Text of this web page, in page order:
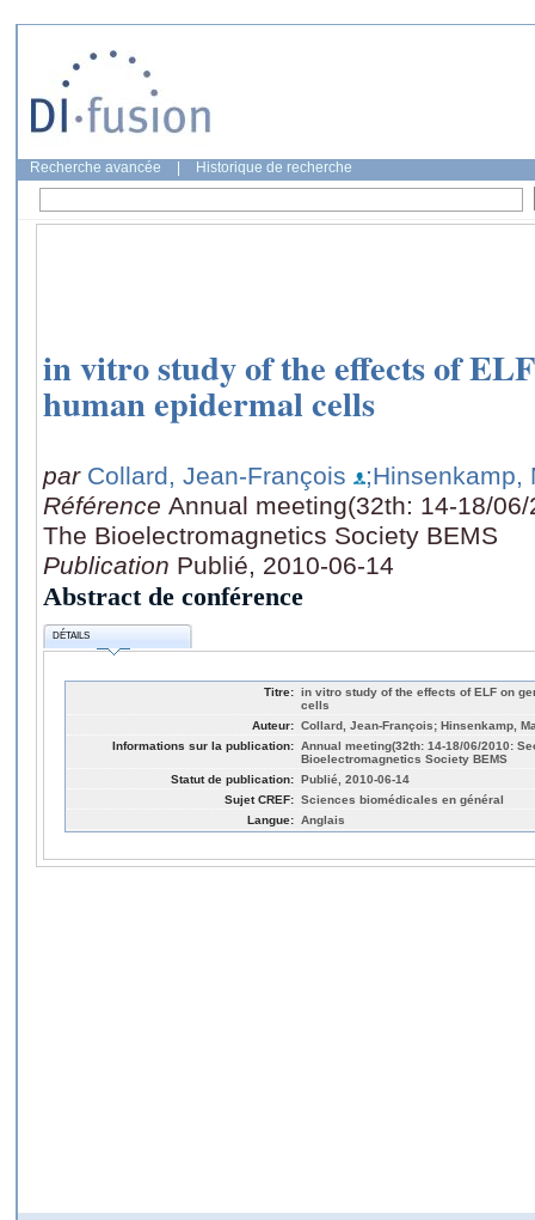
Recherche avancée Historique de recherche
in vitro study of the effects of
human epidermal cells
par Collard, Jean-François
;Hinsenkamp,
Référence Annual meeting(32th: 14-18/
The Bioelectromagnetics Society BEMS
Publication Publié, 2010-06-14
Abstract de conférence
DÉTAILS
Titre: in vitro study of the effects of ELF on
cells
Auteur: Collard, Jean-François; Hinsenkamp,
Informations sur la publication: Annual meeting(32th: 14-18/06/2010:
Bioelectromagnetics Society BEMS
Statut de publication: Publié, 2010-06-14
Sujet CREF: Sciences biomédicales en général
Langue: Anglais